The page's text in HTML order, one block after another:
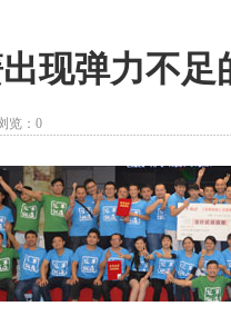
现弹力不足
： 0